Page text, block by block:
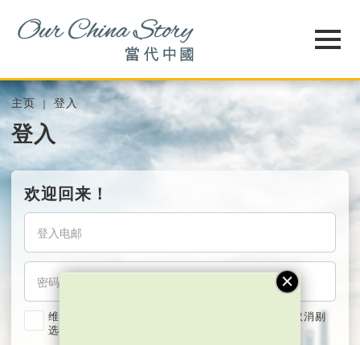
主页 登入
登入
欢迎回来！
维持我的登入状态两星期 (若使用共用电脑，紧记取消剔
选)